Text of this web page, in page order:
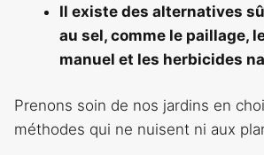
Il existe des alternatives
au sel, comme le paillage,
manuel et les herbicides
Prenons soin de nos jardins en
méthodes qui ne nuisent ni aux